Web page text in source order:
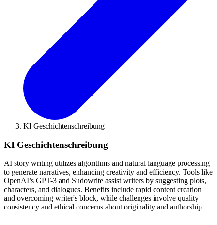
KI Geschichtenschreibung
KI Geschichtenschreibung
AI story writing utilizes algorithms and natural language processing
to generate narratives, enhancing creativity and efficiency. Tools like
OpenAI’s GPT-3 and Sudowrite assist writers by suggesting plots,
characters, and dialogues. Benefits include rapid content creation
and overcoming writer's block, while challenges involve quality
consistency and ethical concerns about originality and authorship.